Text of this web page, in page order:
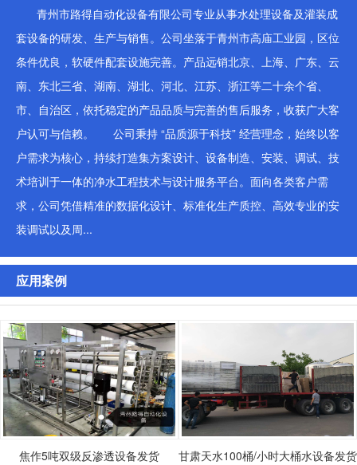
青州市路得自动化设备有限公司专业从事水处理设备及灌装成
套设备的研发、生产与销售。公司坐落于青州市高庙工业园，区位
条件优良，软硬件配套设施完善。产品远销北京、上海、广东、云
南、东北三省、湖南、湖北、河北、江苏、浙江等二十余个省、
市、自治区，依托稳定的产品品质与完善的售后服务，收获广大客
户认可与信赖。 公司秉持 “品质源于科技” 经营理念，始终以客
户需求为核心，持续打造集方案设计、设备制造、安装、调试、技
术培训于一体的净水工程技术与设计服务平台。面向各类客户需
求，公司凭借精准的数据化设计、标准化生产质控、高效专业的安
装调试以及周...
应用案例
焦作5吨双级反渗透设备发货 甘肃天水100桶/小时大桶水设备发货